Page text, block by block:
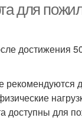
для
достижения
доступны для